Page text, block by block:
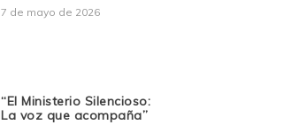
7 de mayo de 2026
“El Ministerio Silencioso:
La voz que acompaña”